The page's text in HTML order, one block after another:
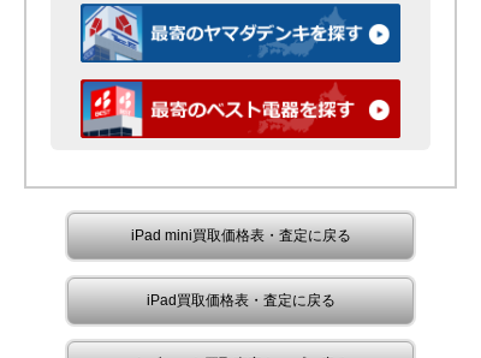
iPad mini買取価格表・査定に戻る
iPad買取価格表・査定に戻る